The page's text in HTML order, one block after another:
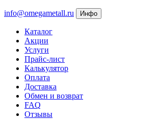
info@omegametall.ru Инфо
Каталог
Акции
Услуги
Прайс-лист
Калькулятор
Оплата
Доставка
Обмен и возврат
FAQ
Отзывы